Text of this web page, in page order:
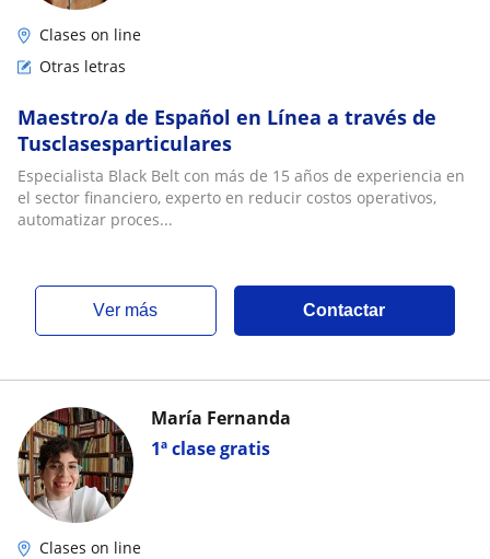
Clases on line
Otras letras
Maestro/a de Español en Línea a través de
Tusclasesparticulares
Especialista Black Belt con más de 15 años de experiencia en
el sector financiero, experto en reducir costos operativos,
automatizar proces...
ver más Contactar
1ª clase gratis
María Fernanda
Clases on line